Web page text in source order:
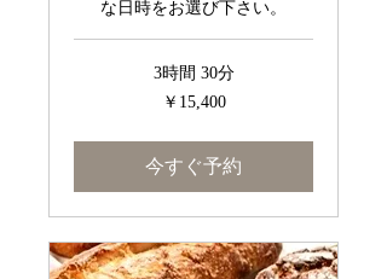
な日時をお選び下さい。
3時間 30分
￥15,400
今すぐ予約